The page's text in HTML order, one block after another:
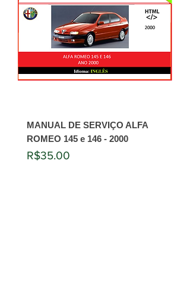
MANUAL DE SERVIÇO ALFA
ROMEO 145 e 146 - 2000
Price
R$35.00